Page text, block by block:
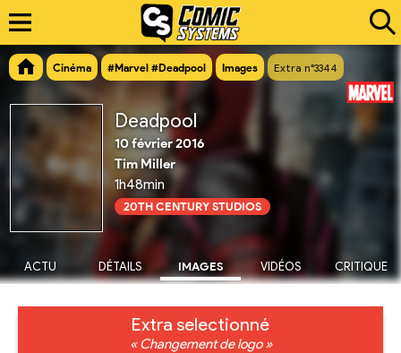
Cinéma #Marvel #Deadpool Images Extra n°3344
Deadpool
10 février 2016
Tim Miller
1h48min
20TH CENTURY STUDIOS
ACTU DÉTAILS IMAGES VIDÉOS CRITIQUE
Extra selectionné
« Changement de logo »